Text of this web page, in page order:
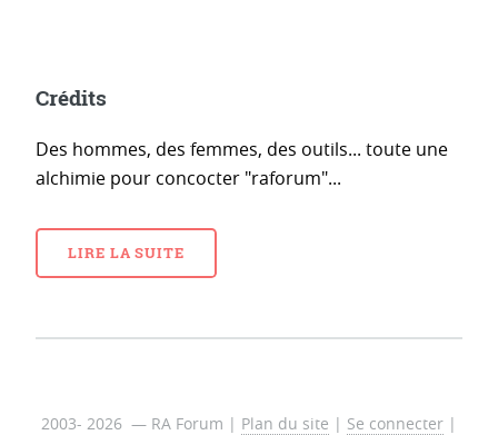
Crédits
Des hommes, des femmes, des outils... toute une
alchimie pour concocter "raforum"...
LIRE LA SUITE
2003- 2026 — RA Forum | Plan du site | Se connecter |